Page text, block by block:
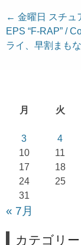
投
稿
ナ
← 金曜日 スチュ
EPS “F-RAP” /
ライ、早割まも
月 火
3
4
10
11
17
18
24
25
31
« 7月
カテゴリー